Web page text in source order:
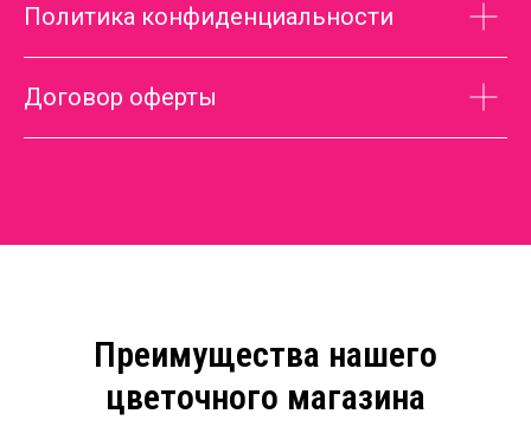
Политика конфиденциальности
Договор оферты
Преимущества нашего
цветочного магазина